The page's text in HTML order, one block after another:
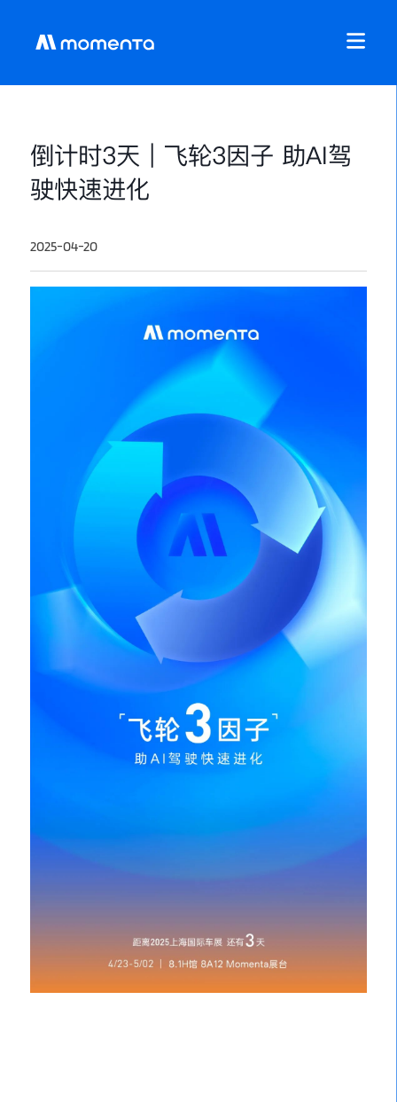
倒计时3天｜飞轮3因子 助AI驾
驶快速进化
2025-04-20